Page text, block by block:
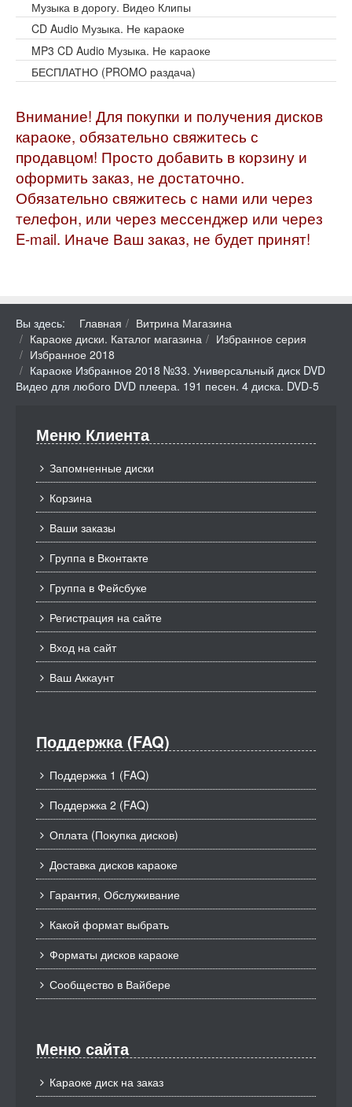
Музыка в дорогу. Видео Клипы
CD Audio Музыка. Не караоке
MP3 CD Audio Музыка. Не караоке
БЕСПЛАТНО (PROMO раздача)
Внимание! Для покупки и получения дисков
караоке, обязательно свяжитесь с
продавцом! Просто добавить в корзину и
оформить заказ, не достаточно.
Обязательно свяжитесь с нами или через
телефон, или через мессенджер или через
E-mail. Иначе Ваш заказ, не будет принят!
Вы здесь: Главная
Витрина Магазина
Караоке диски. Каталог магазина
Избранное серия
Избранное 2018
Караоке Избранное 2018 №33. Универсальный диск DVD
Видео для любого DVD плеера. 191 песен. 4 диска. DVD-5
Меню Клиента
Запомненные диски
Корзина
Ваши заказы
Группа в Вконтакте
Группа в Фейсбуке
Регистрация на сайте
Вход на сайт
Ваш Аккаунт
Поддержка (FAQ)
Поддержка 1 (FAQ)
Поддержка 2 (FAQ)
Оплата (Покупка дисков)
Доставка дисков караоке
Гарантия, Обслуживание
Какой формат выбрать
Форматы дисков караоке
Сообщество в Вайбере
Меню сайта
Караоке диск на заказ